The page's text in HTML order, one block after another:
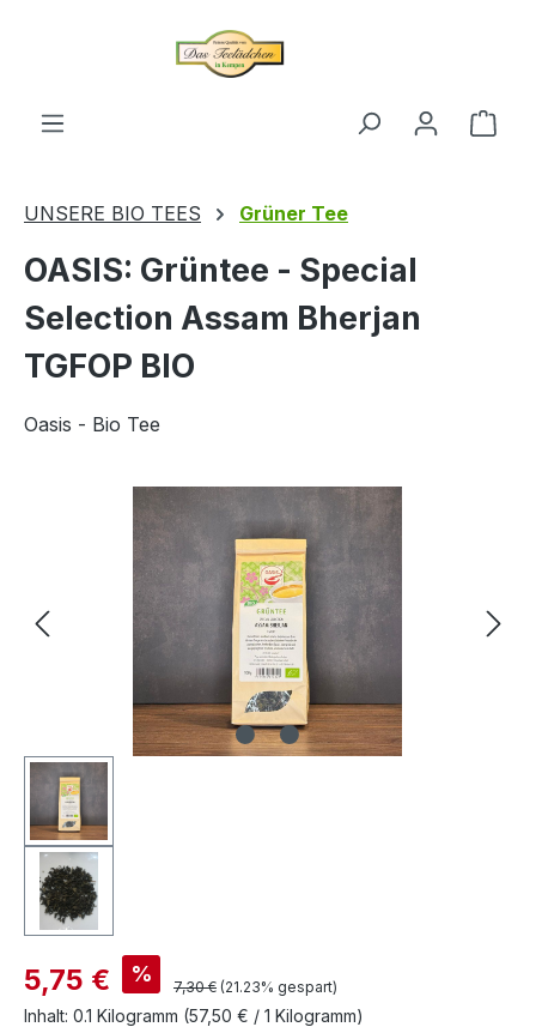
UNSERE BIO TEES Grüner Tee
OASIS: Grüntee - Special
Selection Assam Bherjan
TGFOP BIO
Oasis - Bio Tee
Bildergalerie überspringen
5,75 € %
7,30 € (21.23% gespart)
Inhalt: 0.1 Kilogramm (57,50 € / 1 Kilogramm)